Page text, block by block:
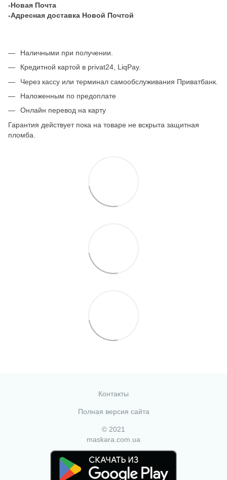
-Новая Почта
-Адресная доставка Новой Почтой
Наличными при получении.
Кредитной картой в privat24, LiqPay.
Через кассу или терминал самообслуживания Приватбанк.
Наложенным по предоплате
Онлайн перевод на карту
Гарантия действует пока на товаре не вскрыта защитная
пломба.
Контакты
Полная версия сайта
© 2021
maskara.com.ua